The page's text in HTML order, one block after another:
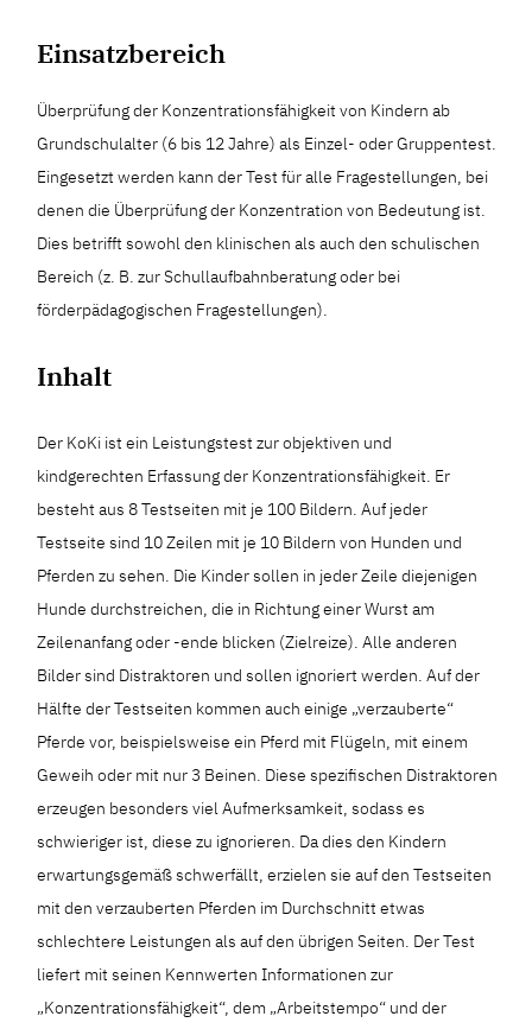
Einsatzbereich
Überprüfung der Konzentrationsfähigkeit von Kindern ab
Grundschulalter (6 bis 12 Jahre) als Einzel- oder Gruppentest.
Eingesetzt werden kann der Test für alle Fragestellungen, bei
denen die Überprüfung der Konzentration von Bedeutung ist.
Dies betrifft sowohl den klinischen als auch den schulischen
Bereich (z. B. zur Schullaufbahnberatung oder bei
förderpädagogischen Fragestellungen).
Inhalt
Der KoKi ist ein Leistungstest zur objektiven und
kindgerechten Erfassung der Konzentrationsfähigkeit. Er
besteht aus 8 Testseiten mit je 100 Bildern. Auf jeder
Testseite sind 10 Zeilen mit je 10 Bildern von Hunden und
Pferden zu sehen. Die Kinder sollen in jeder Zeile diejenigen
Hunde durchstreichen, die in Richtung einer Wurst am
Zeilenanfang oder -ende blicken (Zielreize). Alle anderen
Bilder sind Distraktoren und sollen ignoriert werden. Auf der
Hälfte der Testseiten kommen auch einige „verzauberte“
Pferde vor, beispielsweise ein Pferd mit Flügeln, mit einem
Geweih oder mit nur 3 Beinen. Diese spezifischen Distraktoren
erzeugen besonders viel Aufmerksamkeit, sodass es
schwieriger ist, diese zu ignorieren. Da dies den Kindern
erwartungsgemäß schwerfällt, erzielen sie auf den Testseiten
mit den verzauberten Pferden im Durchschnitt etwas
schlechtere Leistungen als auf den übrigen Seiten. Der Test
liefert mit seinen Kennwerten Informationen zur
„Konzentrationsfähigkeit“, dem „Arbeitstempo“ und der